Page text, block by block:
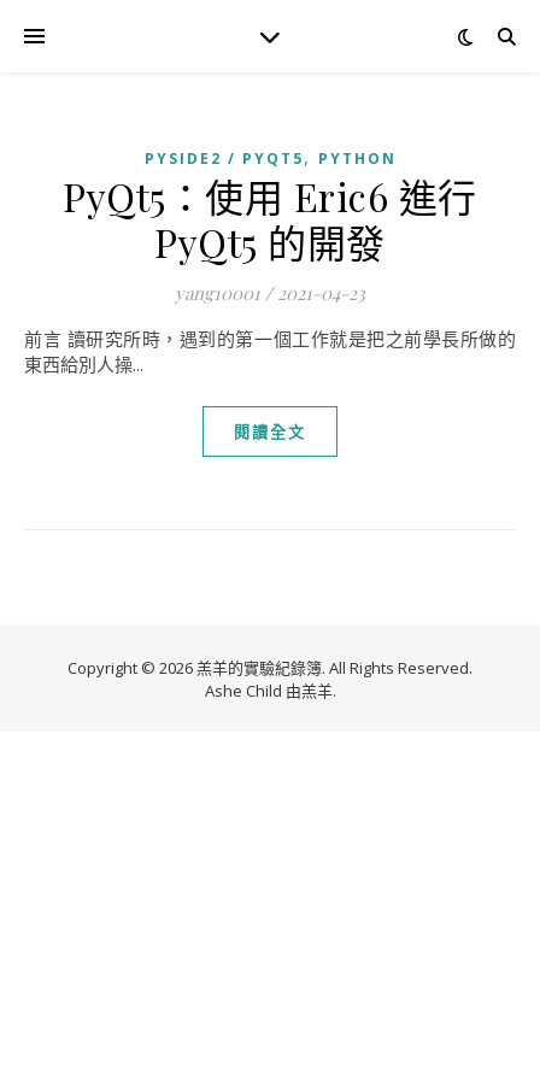
PYSIDE2 / PYQT5, PYTHON
PyQt5：使用 Eric6 進行
PyQt5 的開發
yang10001 / 2021-04-23
前言 讀研究所時，遇到的第一個工作就是把之前學長所做的
東西給別人操...
閱讀全文
Copyright © 2026 羔羊的實驗紀錄簿. All Rights Reserved.
Ashe Child 由羔羊.